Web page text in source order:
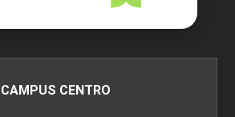
CAMPUS CENTRO